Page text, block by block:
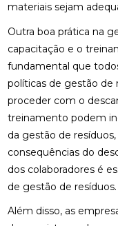
materiais sejam
Outra boa prática na
capacitação e o
fundamental que
políticas de gestão de
proceder com o
treinamento podem
da gestão de
consequências do
dos colaboradores é
de gestão de resíduos.
Além disso, as